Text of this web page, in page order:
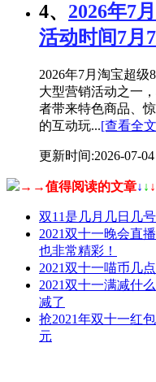
4、 2026年7
活动时间7月
2026年7月淘宝超级
大型营销活动之一
者带来特色商品、
的互动玩...[查看全
更新时间:2026-07-04
→→值得阅读的文章↓ ↓ ↓
双11是几月几日几
2021双十一晚会直
也非常精彩！
2021双十一喵币几
2021双十一满减什
减了
抢2021年双十一红
元